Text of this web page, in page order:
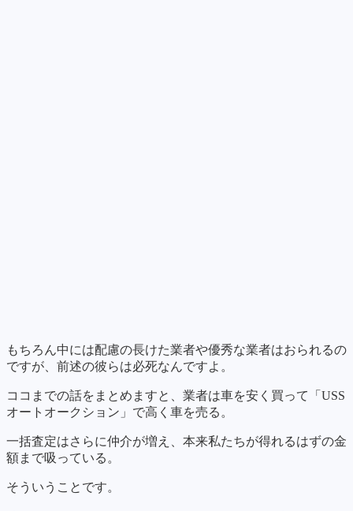
もちろん中には配慮の長けた業者や優秀な業者はおられるの
ですが、前述の彼らは必死なんですよ。
ココまでの話をまとめますと、業者は車を安く買って「USS
オートオークション」で高く車を売る。
一括査定はさらに仲介が増え、本来私たちが得れるはずの金
額まで吸っている。
そういうことです。